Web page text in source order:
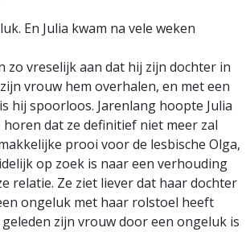
En Julia kwam na vele weken
zo vreselijk aan dat hij zijn dochter in
vrouw hem overhalen, en met een
hij spoorloos. Jarenlang hoopte Julia
dat ze definitief niet meer zal
prooi voor de lesbische Olga,
op zoek is naar een verhouding
relatie. Ze ziet liever dat haar dochter
ongeluk met haar rolstoel heeft
zijn vrouw door een ongeluk is